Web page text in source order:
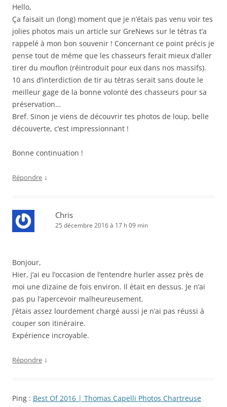
Hello,
Ça faisait un (long) moment que je n’étais pas venu voir tes
jolies photos mais un article sur GreNews sur le tétras t’a
rappelé à mon bon souvenir ! Concernant ce point précis je
pense tout de même que les chasseurs ferait mieux d’aller
tirer du mouflon (réintroduit pour eux dans nos massifs).
10 ans d’interdiction de tir au tétras serait sans doute le
meilleur gage de la bonne volonté des chasseurs pour sa
préservation…
Bref. Sinon je viens de découvrir tes photos de loup, belle
découverte, c’est impressionnant !
Bonne continuation !
Répondre ↓
Chris
25 décembre 2016 à 17 h 09 min
Bonjour,
Hier, j’ai eu l’occasion de l’entendre hurler assez près de
moi une dizaine de fois environ. Il était en dessus. Je n’ai
pas pu l’apercevoir malheureusement.
J’étais assez lourdement chargé aussi je n’ai pas réussi à
couper son itinéraire.
Expérience incroyable.
Répondre ↓
Ping : Best Of 2016 | Thomas Capelli Photos Chartreuse